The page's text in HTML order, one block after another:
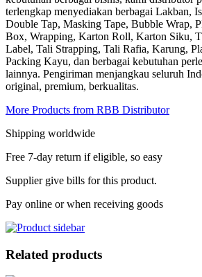
terlengkap menyediakan berbagai Lakban,
Double Tap, Masking Tape, Bubble Wrap,
Box, Wrapping, Karton Roll, Karton Siku,
Label, Tali Strapping, Tali Rafia, Karung,
Packing Kayu, dan berbagai kebutuhan
lainnya. Pengiriman menjangkau seluruh
original, premium, berkualitas.
More Products from RBB Distributor
Shipping worldwide
Free 7-day return if eligible, so easy
Supplier give bills for this product.
Pay online or when receiving goods
Related products